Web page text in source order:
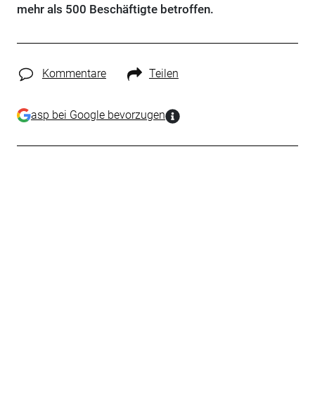
mehr als 500 Beschäftigte betroffen.
Kommentare Teilen
asp bei Google bevorzugen